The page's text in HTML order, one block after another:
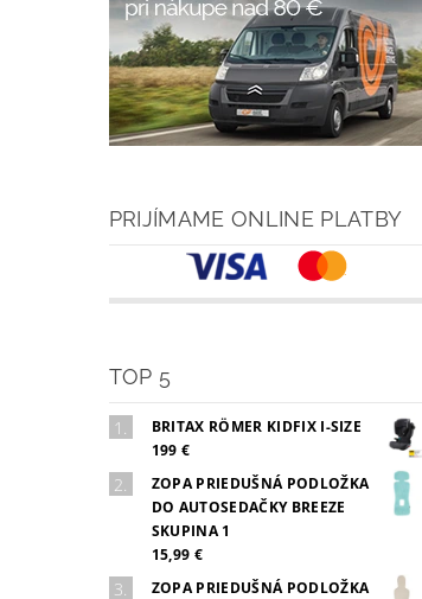
PRIJÍMAME ONLINE PLATBY
TOP 5
BRITAX RÖMER KIDFIX I-SIZE
199 €
ZOPA PRIEDUŠNÁ PODLOŽKA
DO AUTOSEDAČKY BREEZE
SKUPINA 1
15,99 €
ZOPA PRIEDUŠNÁ PODLOŽKA